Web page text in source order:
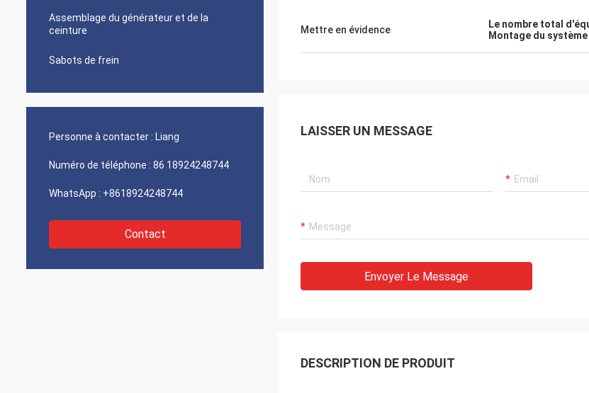
Assemblage du générateur et de la
ceinture
Sabots de frein
Personne à contacter : Liang
Numéro de téléphone : 86 18924248744
WhatsApp : +8618924248744
Contact
Mettre en évidence Le nombre total
Montage du
LAISSER UN MESSAGE
Envoyer Le Message
DESCRIPTION DE PRODUIT